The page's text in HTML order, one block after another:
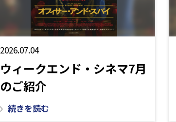
2026.07.04
ウィークエンド・シネマ7月
のご紹介
続きを読む